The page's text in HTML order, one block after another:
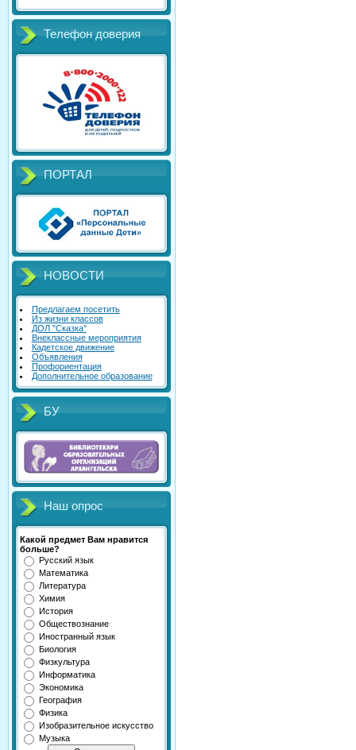
Телефон доверия
ПОРТАЛ
НОВОСТИ
Предлагаем посетить
Из жизни классов
ДОЛ "Сказка"
Внеклассные мероприятия
Кадетское движение
Объявления
Профориентация
Дополнительное образование
БУ
Наш опрос
Какой предмет Вам нравится
больше?
Русский язык
Математика
Литература
Химия
История
Обществознание
Иностранный язык
Биология
Физкультура
Информатика
Экономика
География
Физика
Изобразительное искусство
Музыка